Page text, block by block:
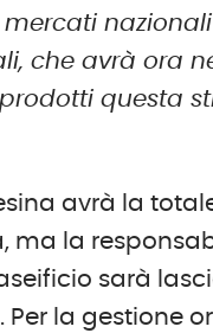
che avrà ora
questa
avrà la
ma la
sarà
. Per la gestione